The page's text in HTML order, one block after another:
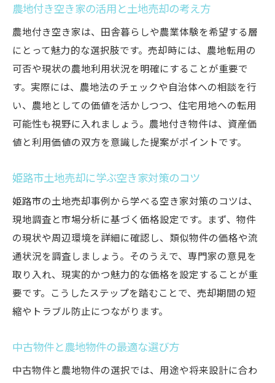
農地付き空き家の活用と土地売却の考え方
農地付き空き家は、田舎暮らしや農業体験を希望する層
にとって魅力的な選択肢です。売却時には、農地転用の
可否や現状の農地利用状況を明確にすることが重要で
す。実際には、農地法のチェックや自治体への相談を行
い、農地としての価値を活かしつつ、住宅用地への転用
可能性も視野に入れましょう。農地付き物件は、資産価
値と利用価値の双方を意識した提案がポイントです。
姫路市土地売却に学ぶ空き家対策のコツ
姫路市の土地売却事例から学べる空き家対策のコツは、
現地調査と市場分析に基づく価格設定です。まず、物件
の現状や周辺環境を詳細に確認し、類似物件の価格や流
通状況を調査しましょう。そのうえで、専門家の意見を
取り入れ、現実的かつ魅力的な価格を設定することが重
要です。こうしたステップを踏むことで、売却期間の短
縮やトラブル防止につながります。
中古物件と農地物件の最適な選び方
中古物件と農地物件の選択では、用途や将来設計に合わ